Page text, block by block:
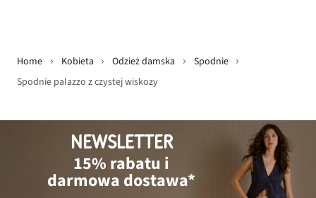
Home Kobieta Odzież damska
Spodnie
Spodnie palazzo z czystej wiskozy
NEWSLETTER
15% rabatu i
darmowa dostawa*